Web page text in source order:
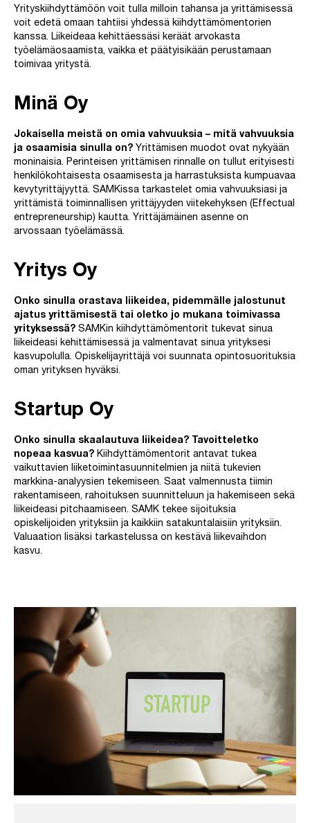
Yrityskiihdyttämöön voit tulla milloin tahansa ja yrittämisessä
voit edetä omaan tahtiisi yhdessä kiihdyttämömentorien
kanssa. Liikeideaa kehittäessäsi keräät arvokasta
työelämäosaamista, vaikka et päätyisikään perustamaan
toimivaa yritystä.
Minä Oy
Jokaisella meistä on omia vahvuuksia – mitä vahvuuksia
ja osaamisia sinulla on? Yrittämisen muodot ovat nykyään
moninaisia. Perinteisen yrittämisen rinnalle on tullut erityisesti
henkilökohtaisesta osaamisesta ja harrastuksista kumpuavaa
kevytyrittäjyyttä. SAMKissa tarkastelet omia vahvuuksiasi ja
yrittämistä toiminnallisen yrittäjyyden viitekehyksen (Effectual
entrepreneurship) kautta. Yrittäjämäinen asenne on
arvossaan työelämässä.
Yritys Oy
Onko sinulla orastava liikeidea, pidemmälle jalostunut
ajatus yrittämisestä tai oletko jo mukana toimivassa
yrityksessä? SAMKin kiihdyttämömentorit tukevat sinua
liikeideasi kehittämisessä ja valmentavat sinua yrityksesi
kasvupolulla. Opiskelijayrittäjä voi suunnata opintosuorituksia
oman yrityksen hyväksi.
Startup Oy
Onko sinulla skaalautuva liikeidea? Tavoitteletko
nopeaa kasvua? Kiihdyttämömentorit antavat tukea
vaikuttavien liiketoimintasuunnitelmien ja niitä tukevien
markkina-analyysien tekemiseen. Saat valmennusta tiimin
rakentamiseen, rahoituksen suunnitteluun ja hakemiseen sekä
liikeideasi pitchaamiseen. SAMK tekee sijoituksia
opiskelijoiden yrityksiin ja kaikkiin satakuntalaisiin yrityksiin.
Valuaation lisäksi tarkastelussa on kestävä liikevaihdon
kasvu.